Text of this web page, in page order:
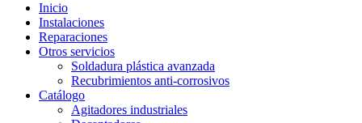
Inicio
Instalaciones
Reparaciones
Otros servicios
Soldadura plástica avanzada
Recubrimientos anti-corrosivos
Catálogo
Agitadores industriales